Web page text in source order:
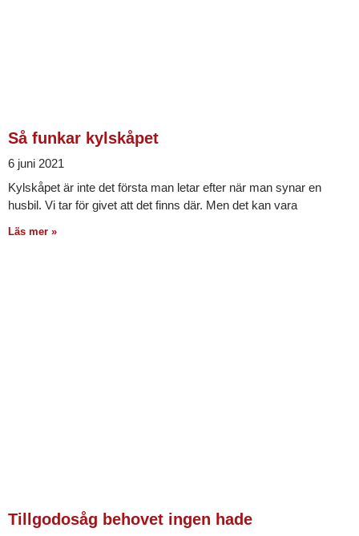
Så funkar kylskåpet
6 juni 2021
Kylskåpet är inte det första man letar efter när man synar en
husbil. Vi tar för givet att det finns där. Men det kan vara
Läs mer »
Tillgodosåg behovet ingen hade